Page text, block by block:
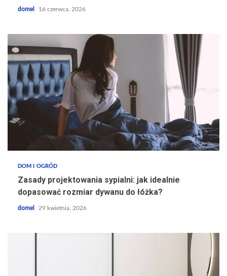
domel 16 czerwca, 2026
DOM I OGRÓD
Zasady projektowania sypialni: jak idealnie
dopasować rozmiar dywanu do łóżka?
domel 29 kwietnia, 2026